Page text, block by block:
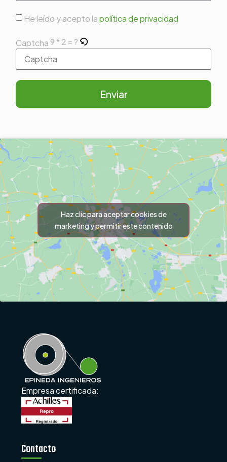
He leído y acepto lapolítica de privacidad
Captcha 9 * 2 = ?
Enviar
Haz clic para aceptar cookies de
marketing y permitir este contenido
Empresa certificada:
Contacto